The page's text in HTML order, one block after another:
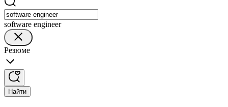
software engineer
Резюме
Найти